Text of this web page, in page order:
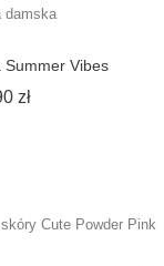
Summer Vibes
złCena